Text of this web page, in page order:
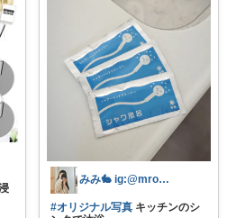
みみ🐇 ig:@mroomi___
#オリジナル写真 キッチンのシ